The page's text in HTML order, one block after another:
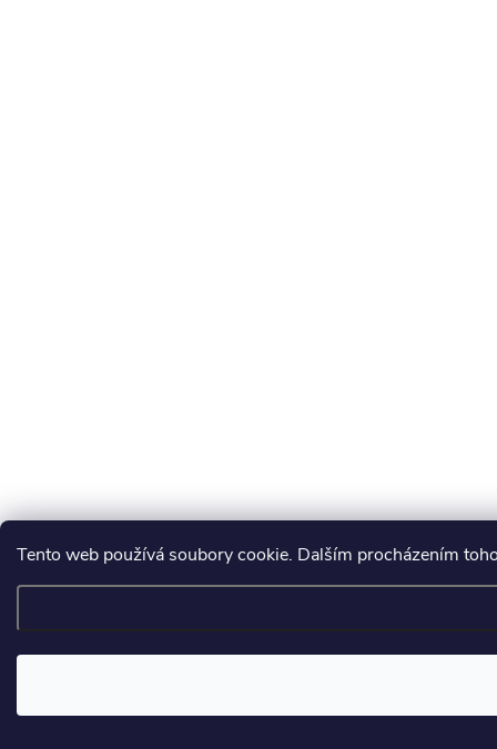
Tento web používá soubory cookie. Dalším procházením